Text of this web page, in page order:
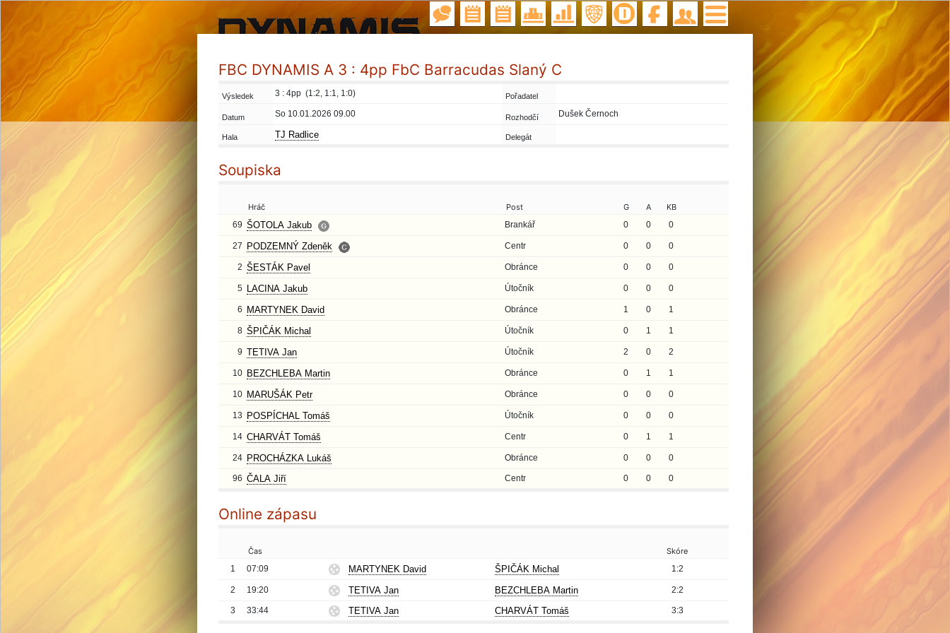
FBC DYNAMIS A 3 : 4pp FbC Barracudas Slaný C
Výsledek 3 : 4pp (1:2, 1:1, 1:0) Pořadatel
Datum So 10.01.2026 09.00 Rozhodčí Dušek Černoch
Hala TJ Radlice Delegát
Soupiska
Hráč Post G A
KB
69 ŠOTOLA Jakub Brankář 0 0 0
27 PODZEMNÝ Zdeněk Centr 0 0 0
2 ŠESTÁK Pavel Obránce 0 0 0
5 LACINA Jakub Útočník 0 0 0
6 MARTYNEK David Obránce 1 0 1
8 ŠPIČÁK Michal Útočník 0 1 1
9 TETIVA Jan Útočník 2 0 2
10 BEZCHLEBA Martin Obránce 0 1 1
10 MARUŠÁK Petr Obránce 0 0 0
13 POSPÍCHAL Tomáš Útočník 0 0 0
14 CHARVÁT Tomáš Centr 0 1 1
24 PROCHÁZKA Lukáš Obránce 0 0 0
96 ČALA Jiří Centr 0 0 0
Online zápasu
Čas
Skóre
1
07:09 MARTYNEK David ŠPIČÁK Michal 1:2
2 19:20 TETIVA Jan BEZCHLEBA Martin 2:2
3 33:44 TETIVA Jan CHARVÁT Tomáš 3:3